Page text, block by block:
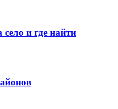
и где найти